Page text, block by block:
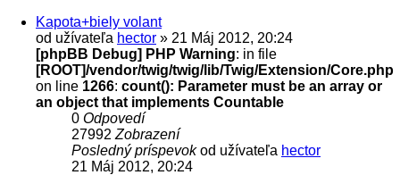
Kapota+biely volant
od užívateľa hector » 21 Máj 2012, 20:24
[phpBB Debug] PHP Warning: in file
[ROOT]/vendor/twig/twig/lib/Twig/Extension/Core.php
on line 1266: count(): Parameter must be an array or
an object that implements Countable
0 Odpovedí
27992 Zobrazení
Posledný príspevokod užívateľa hector
21 Máj 2012, 20:24